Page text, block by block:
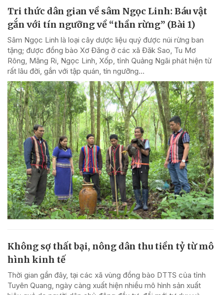
Tri thức dân gian về sâm Ngọc Linh: Báu vật
gắn với tín ngưỡng về “thần rừng” (Bài 1)
Sâm Ngọc Linh là loại cây dược liệu quý được núi rừng ban
tặng; được đồng bào Xơ Đăng ở các xã Đăk Sao, Tu Mơ
Rông, Măng Ri, Ngọc Linh, Xốp, tỉnh Quảng Ngãi phát hiện từ
rất lâu đời, gắn với tập quán, tín ngưỡng...
Không sợ thất bại, nông dân thu tiền tỷ từ mô
hình kinh tế
Thời gian gần đây, tại các xã vùng đồng bào DTTS của tỉnh
Tuyên Quang, ngày càng xuất hiện nhiều mô hình sản xuất